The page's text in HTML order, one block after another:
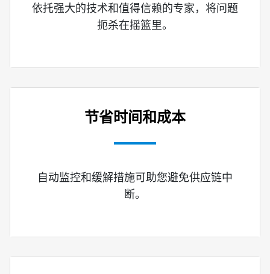
依托强大的技术和值得信赖的专家，将问题
扼杀在摇篮里。
节省时间和成本
自动监控和缓解措施可助您避免供应链中
断。